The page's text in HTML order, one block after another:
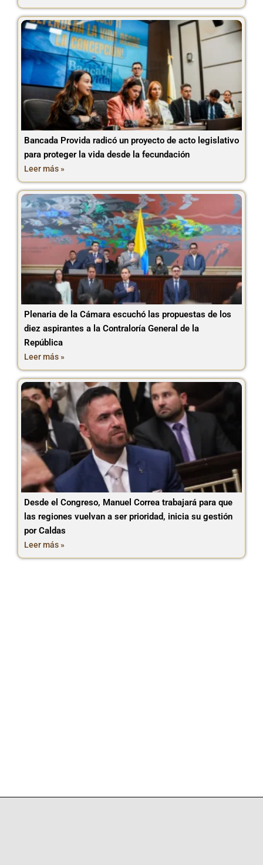
Bancada Provida radicó un proyecto de acto legislativo
para proteger la vida desde la fecundación
Leer más »
Plenaria de la Cámara escuchó las propuestas de los
diez aspirantes a la Contraloría General de la
República
Leer más »
Desde el Congreso, Manuel Correa trabajará para que
las regiones vuelvan a ser prioridad, inicia su gestión
por Caldas
Leer más »